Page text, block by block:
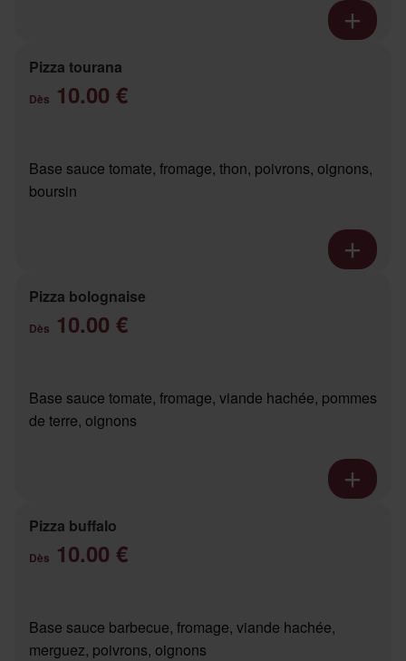
Pizza tourana
Dès 10.00 €
Base sauce tomate, fromage, thon, poivrons, oignons,
boursin
Pizza bolognaise
Dès 10.00 €
Base sauce tomate, fromage, viande hachée, pommes
de terre, oignons
Pizza buffalo
Dès 10.00 €
Base sauce barbecue, fromage, viande hachée,
merguez, poivrons, oignons